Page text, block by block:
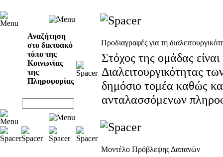
Αναζήτηση
στο δικτυακό
τόπο της
Κοινωνίας
της
Πληροφορίας
Προδιαγραφές για τη
Στόχος της ομάδας
Διαλειτουργικότητας
δημόσιο τομέα καθώς
ανταλασσόμενων
Μοντέλο Πρόβλεψης Δαπανών